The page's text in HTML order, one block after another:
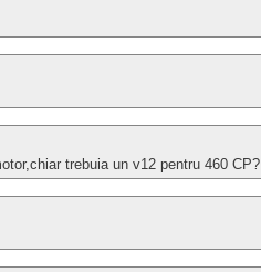
trebuia un v12 pentru 460 CP?